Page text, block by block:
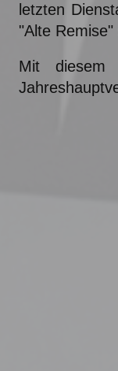
letzten
"Alte Remise"
Mit diesem